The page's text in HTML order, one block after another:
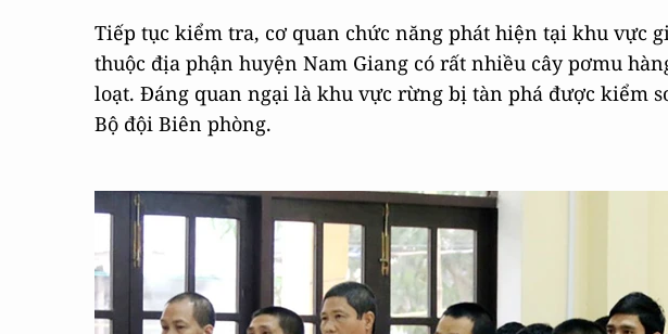
Tiếp tục kiểm tra, cơ quan chức năng phát hiện tại khu vực
thuộc địa phận huyện Nam Giang có rất nhiều cây pơmu
loạt. Đáng quan ngại là khu vực rừng bị tàn phá được kiểm
Bộ đội Biên phòng.